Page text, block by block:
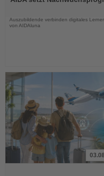
die
Auszubildende verbinden digitales
von AIDAluna